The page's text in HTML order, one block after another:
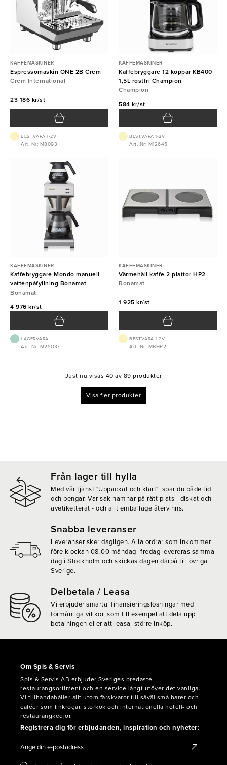
KAFFEMASKINER
Espressomaskin ONE 2B Crem
Crem International
23 186 kr/st
BEST.VARA 1-2V
Art. Nr: M8093
KAFFEMASKINER
Kaffebryggare 12 koppar KB400
1,5L rostfri Champion
Champion
584 kr/st
BEST.VARA 1-2V
Art. Nr: M12645
KAFFEMASKINER
Kaffebryggare Mondo manuell
vattenpåfyllning Bonamat
Bonamat
4 976 kr/st
LAGERVARA
Art. Nr: M21000
KAFFEMASKINER
Värmehäll kaffe 2 plattor HP2
Bonamat
1 925 kr/st
BEST.VARA 1-2V
Art. Nr: MBHP2
Just nu visas 40 av 89 produkter
Visa fler produkter
Från lager till hylla
Med vår tjänst "Uppackat och klart" spar du både tid
och pengar. Var sak hamnar på rätt plats - diskat och
avetiketterat - och allt emballage återvinns.
Snabba leveranser
Leveranser sker dagligen. Alla ordrar som inkommer
före klockan 08.00 måndag–fredag levereras samma
dag i Stockholm och skickas dagen därpå till övriga
Sverige.
Delbetala / Leasa
Vi erbjuder smarta finansieringslösningar med
förmånliga villkor, som till exempel att dela upp
betalningen eller att leasa större inköp.
Om Spis & Servis
Spis & Servis AB erbjuder Sveriges bredaste
restaurangsortiment och en service långt utöver det vanliga.
Vi tillhandahåller allt utom färskvaror till såväl små barer och
caféer som finkrogar, storkök och internationella hotell- och
restaurangkedjor.
Registrera dig för erbjudanden, inspiration och nyheter: